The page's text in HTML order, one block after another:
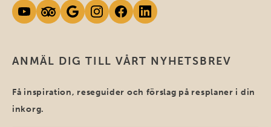
ANMÄL DIG TILL VÅRT NYHETSBREV
Få inspiration, reseguider och förslag på resplaner i din
inkorg.